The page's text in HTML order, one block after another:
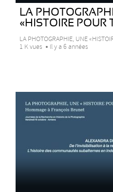
LA
«HISTOIRE POUR
LA PHOTOGRAPHIE, UNE
1 K vues
Il y a 6 années